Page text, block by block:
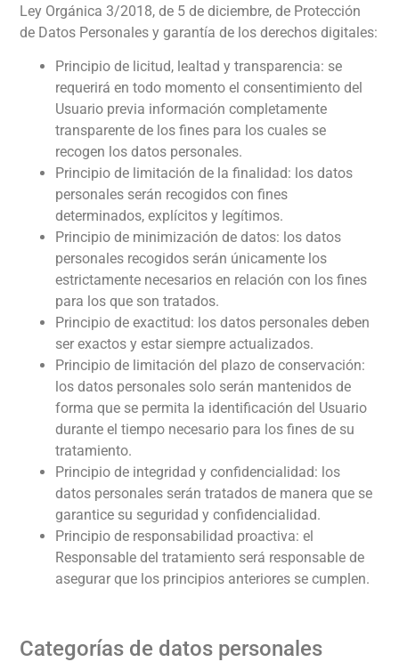
Ley Orgánica 3/2018, de 5 de diciembre, de Protección
de Datos Personales y garantía de los derechos digitales:
Principio de licitud, lealtad y transparencia: se
requerirá en todo momento el consentimiento del
Usuario previa información completamente
transparente de los fines para los cuales se
recogen los datos personales.
Principio de limitación de la finalidad: los datos
personales serán recogidos con fines
determinados, explícitos y legítimos.
Principio de minimización de datos: los datos
personales recogidos serán únicamente los
estrictamente necesarios en relación con los fines
para los que son tratados.
Principio de exactitud: los datos personales deben
ser exactos y estar siempre actualizados.
Principio de limitación del plazo de conservación:
los datos personales solo serán mantenidos de
forma que se permita la identificación del Usuario
durante el tiempo necesario para los fines de su
tratamiento.
Principio de integridad y confidencialidad: los
datos personales serán tratados de manera que se
garantice su seguridad y confidencialidad.
Principio de responsabilidad proactiva: el
Responsable del tratamiento será responsable de
asegurar que los principios anteriores se cumplen.
Categorías de datos personales